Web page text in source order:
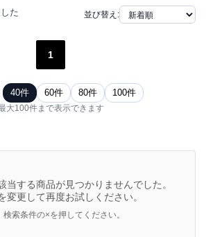
た 並び替え:
1
40件 60件 80件 100件
大100件まで表示できます
当する商品が見つかりませんでした。
変更して再度お試しください。
索条件の×を押してください。